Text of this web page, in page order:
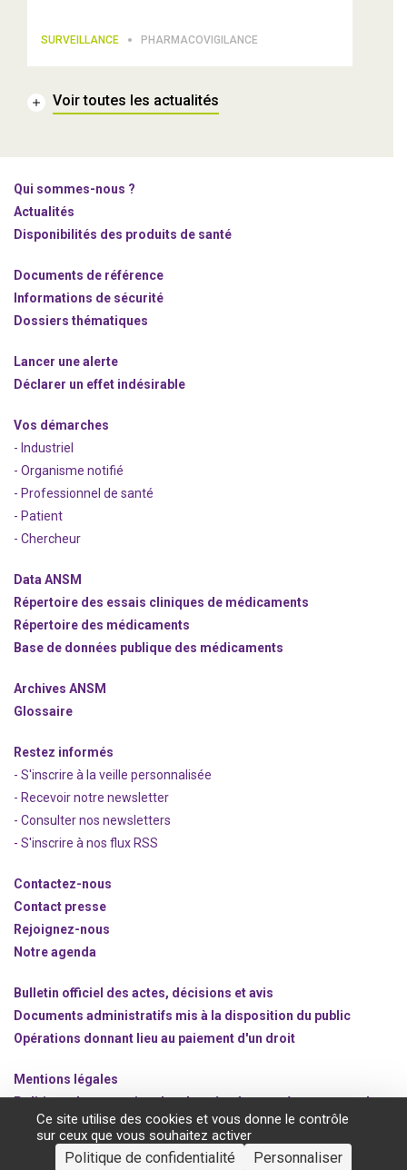
SURVEILLANCE PHARMACOVIGILANCE
Voir toutes les actualités
Qui sommes-nous ?
Actualités
Disponibilités des produits de santé
Documents de référence
Informations de sécurité
Dossiers thématiques
Lancer une alerte
Déclarer un effet indésirable
Vos démarches
- Industriel
- Organisme notifié
- Professionnel de santé
- Patient
- Chercheur
Data ANSM
Répertoire des essais cliniques de médicaments
Répertoire des médicaments
Base de données publique des médicaments
Archives ANSM
Glossaire
Restez informés
- S'inscrire à la veille personnalisée
- Recevoir notre newsletter
- Consulter nos newsletters
- S'inscrire à nos flux RSS
Contactez-nous
Contact presse
Rejoignez-nous
Notre agenda
Bulletin officiel des actes, décisions et avis
Documents administratifs mis à la disposition du public
Opérations donnant lieu au paiement d'un droit
Mentions légales
Politique de protection des données à caractère personnel
Gestion des cookies
Ce site utilise des cookies et vous donne le contrôle
sur ceux que vous souhaitez activer
Personnaliser
Politique de confidentialité